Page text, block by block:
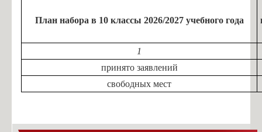
План набора в 10 классы 2026/2027 учебного года
1
принято заявлений
свободных мест